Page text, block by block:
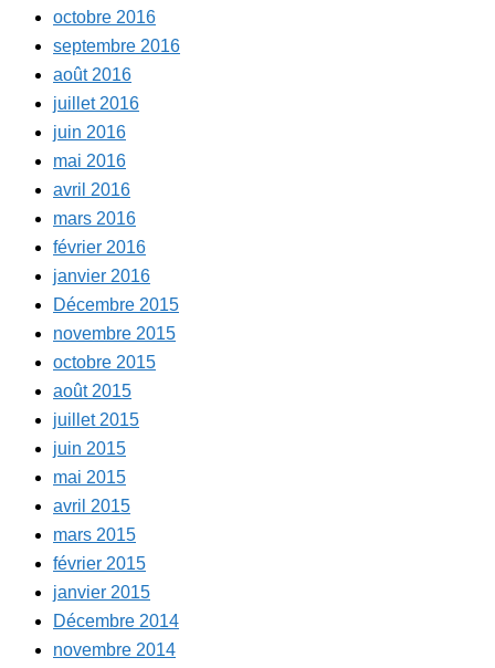
octobre 2016
septembre 2016
août 2016
juillet 2016
juin 2016
mai 2016
avril 2016
mars 2016
février 2016
janvier 2016
Décembre 2015
novembre 2015
octobre 2015
août 2015
juillet 2015
juin 2015
mai 2015
avril 2015
mars 2015
février 2015
janvier 2015
Décembre 2014
novembre 2014